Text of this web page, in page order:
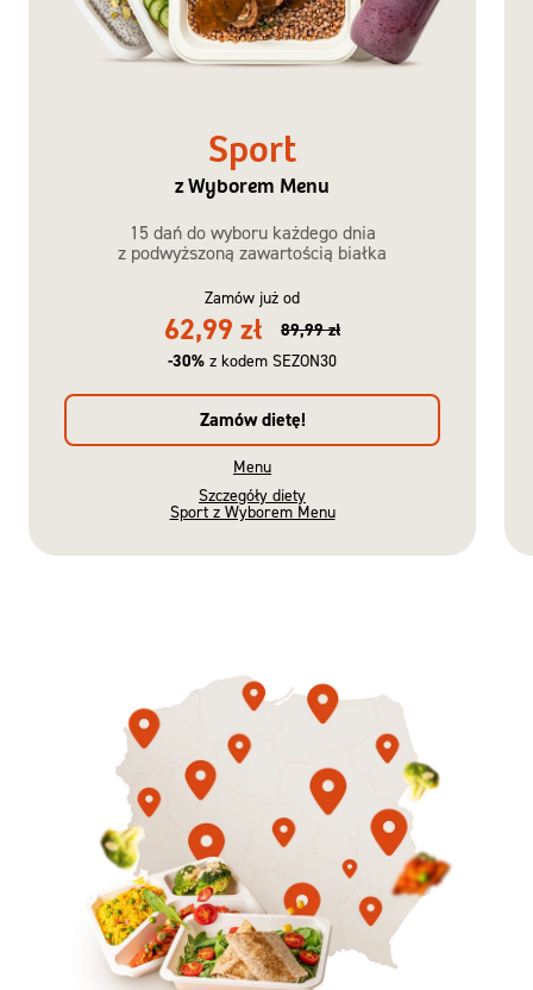
Sport
z Wyborem Menu
15 dań do wyboru każdego dnia
z podwyższoną zawartością białka
Zamów już od
62,99 zł
89,99 zł
-30% z kodem SEZON30
Zamów dietę!
Menu
Szczegóły diety
Sport z Wyborem Menu